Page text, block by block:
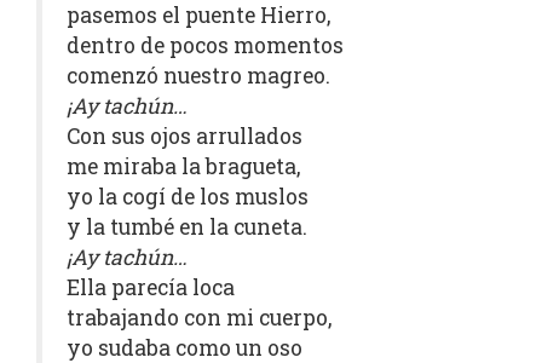
pasemos el puente Hierro,
dentro de pocos momentos
comenzó nuestro magreo.
¡Ay tachún…
Con sus ojos arrullados
me miraba la bragueta,
yo la cogí de los muslos
y la tumbé en la cuneta.
¡Ay tachún…
Ella parecía loca
trabajando con mi cuerpo,
yo sudaba como un oso